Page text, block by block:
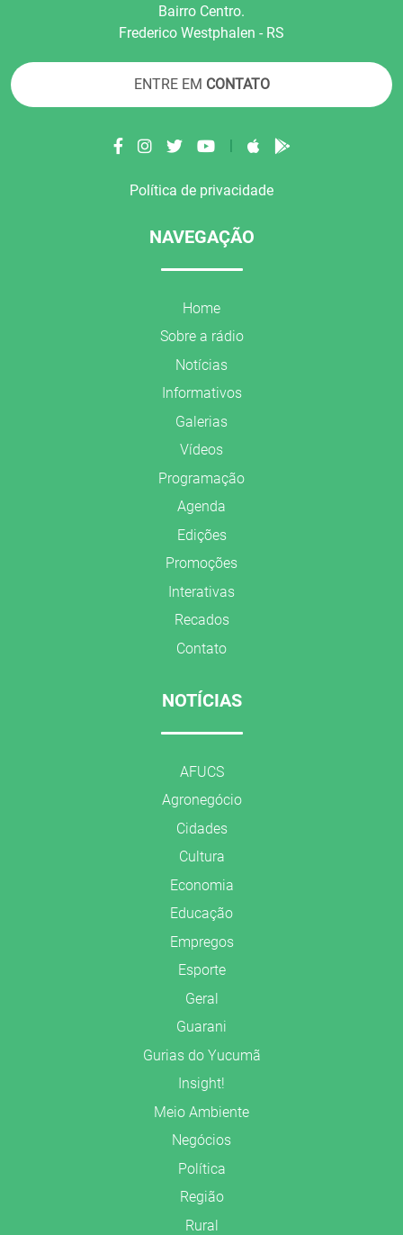
Bairro Centro.
Frederico Westphalen - RS
ENTRE EM CONTATO
Política de privacidade
NAVEGAÇÃO
Home
Sobre a rádio
Notícias
Informativos
Galerias
Vídeos
Programação
Agenda
Edições
Promoções
Interativas
Recados
Contato
NOTÍCIAS
AFUCS
Agronegócio
Cidades
Cultura
Economia
Educação
Empregos
Esporte
Geral
Guarani
Gurias do Yucumã
Insight!
Meio Ambiente
Negócios
Política
Região
Rural